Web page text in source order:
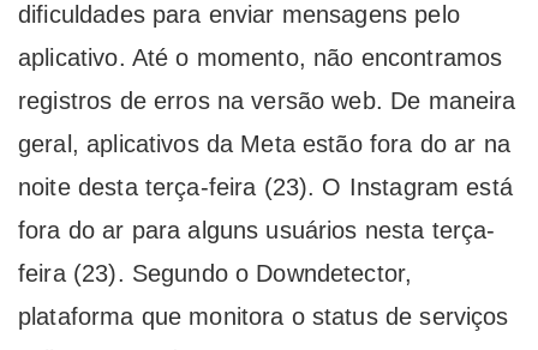
dificuldades para enviar mensagens pelo
aplicativo. Até o momento, não encontramos
registros de erros na versão web. De maneira
geral, aplicativos da Meta estão fora do ar na
noite desta terça-feira (23). O Instagram está
fora do ar para alguns usuários nesta terça-
feira (23). Segundo o Downdetector,
plataforma que monitora o status de serviços